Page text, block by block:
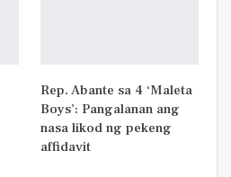
Rep. Abante sa 4 ‘Maleta
Boys’: Pangalanan ang
nasa likod ng pekeng
affidavit